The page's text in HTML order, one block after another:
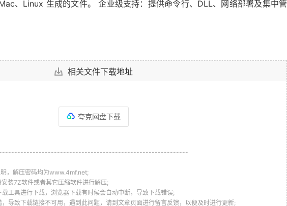
、Linux 生成的文件。 企业级支持：提供命令行、DLL、网络部署及集中管
相关文件下载地址
夸克网盘下载
--------------------------------------------------------------
，解压密码均为www.4mf.net;
装7Z软件或者其它压缩软件进行解压;
工具进行下载，浏览器下载有时候会自动中断，导致下载错误;
导致下载链接不可用，遇到此问题，请到文章页面进行留言反馈，以便及时进行更新;